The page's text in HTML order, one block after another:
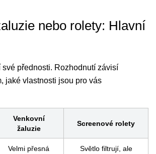
nebo rolety: Hlavní
své přednosti. Rozhodnutí závisí
jaké vlastnosti jsou pro vás
Venkovní
žaluzie
Screenové rolety
Velmi přesná Světlo filtrují, ale